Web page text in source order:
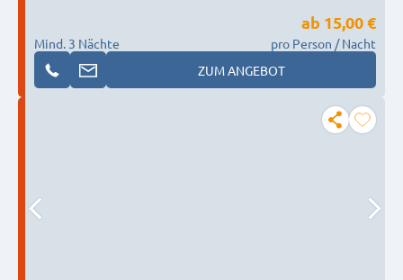
Mind. 3 Nächte
ab 15,00 €
pro Person / Nacht
ZUM ANGEBOT